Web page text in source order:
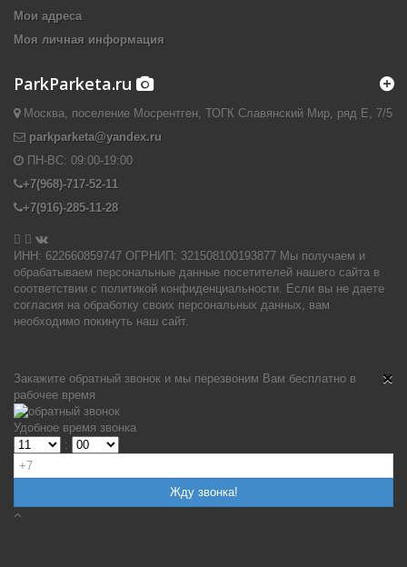
Мои адреса
Моя личная информация
ParkParketa.ru
Москва, поселение Мосрентген, ТОГК Славянский Мир, ряд Е, 7/5
parkparketa@yandex.ru
ПН-ВС: 09:00-19:00
+7(968)-717-52-11
+7(916)-285-11-28
 
ИНН: 622660859747 ОГРНИП: 321508100193877 Мы получаем и
обрабатываем персональные данные посетителей нашего сайта в
соответствии с политикой конфиденциальности. Если вы не даете
согласия на обработку своих персональных данных, вам
необходимо покинуть наш сайт.
×
Закажите обратный звонок и мы перезвоним Вам бесплатно в
рабочее время
Удобное время звонка
: